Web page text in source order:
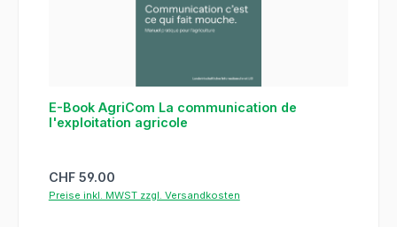
E-Book AgriCom La communication de
l'exploitation agricole
Regulärer Preis:
CHF 59.00
Preise inkl. MWST zzgl. Versandkosten